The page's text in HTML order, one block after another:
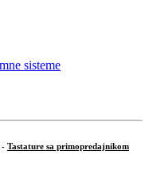
- Tastature sa primopredajnikom